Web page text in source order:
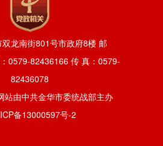
龙南街801号市政府8楼 邮
0579-82436166 传 真：0579-
82436078
站由中共金华市委统战部主办
备13000597号-2